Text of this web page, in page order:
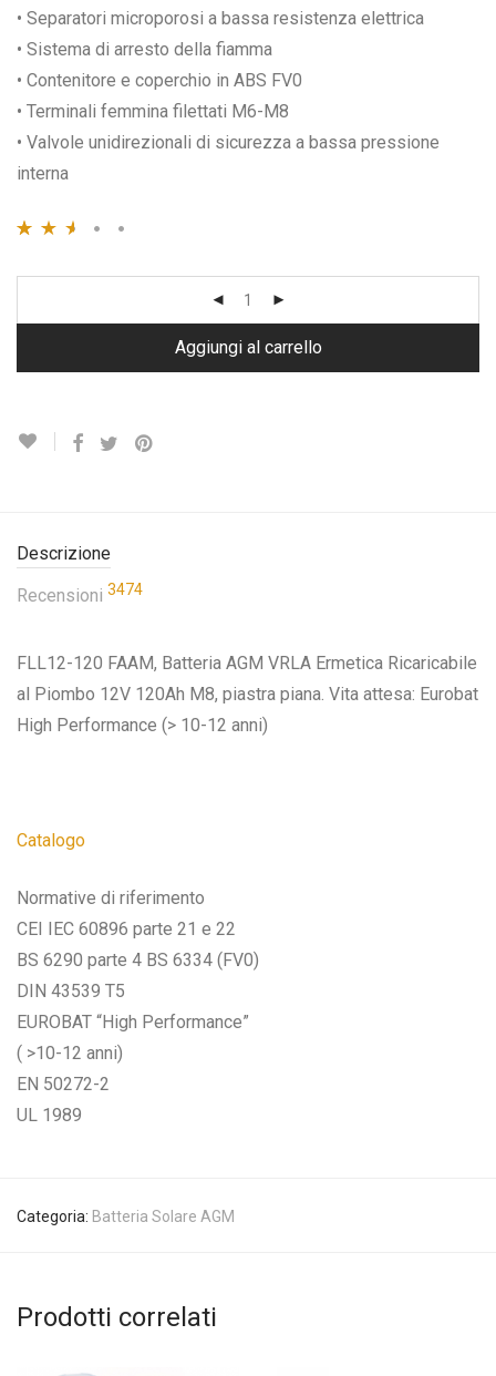
• Separatori microporosi a bassa resistenza elettrica
• Sistema di arresto della fiamma
• Contenitore e coperchio in ABS FV0
• Terminali femmina filettati M6-M8
• Valvole unidirezionali di sicurezza a bassa pressione
interna
recensioni
Aggiungi al carrello
Descrizione
Recensioni 3474
FLL12-120 FAAM, Batteria AGM VRLA Ermetica Ricaricabile
al Piombo 12V 120Ah M8, piastra piana. Vita attesa: Eurobat
High Performance (> 10-12 anni)
Catalogo
Normative di riferimento
CEI IEC 60896 parte 21 e 22
BS 6290 parte 4 BS 6334 (FV0)
DIN 43539 T5
EUROBAT “High Performance”
( >10-12 anni)
EN 50272-2
UL 1989
Categoria: Batteria Solare AGM
Prodotti correlati